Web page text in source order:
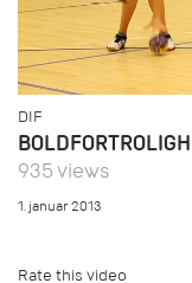
DIF
935 views
1. januar 2013
Rate this video